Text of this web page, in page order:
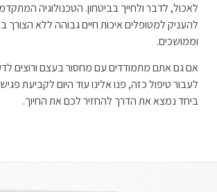
לאכול, לדבר ולחייך בביטחון. הטכנולוגיה
להעניק למטופלים איכות חיים גבוהה ללא הצורך
וממושכים.
אם גם אתם מתמודדים עם מחסור בעצם ורוצים
לעבור טיפול כזה, פנו אלינו עוד היום לקביעת
ביחד נמצא את הדרך להחזיר לכם את החיוך.